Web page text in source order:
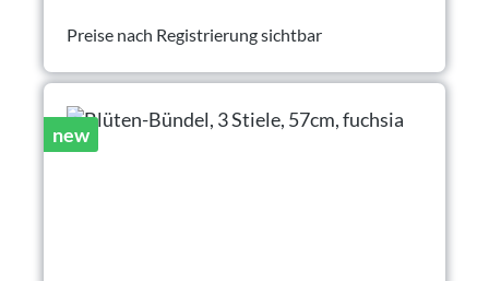
Preise nach Registrierung sichtbar
new